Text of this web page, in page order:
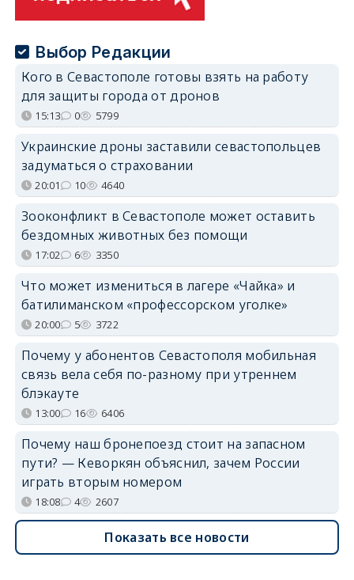
Выбор Редакции
Кого в Севастополе готовы взять на работу
для защиты города от дронов
15:13 0 5799
Украинские дроны заставили севастопольцев
задуматься о страховании
20:01 10 4640
Зооконфликт в Севастополе может оставить
бездомных животных без помощи
17:02 6 3350
Что может измениться в лагере «Чайка» и
батилиманском «профессорском уголке»
20:00 5 3722
Почему у абонентов Севастополя мобильная
связь вела себя по-разному при утреннем
блэкауте
13:00 16 6406
Почему наш бронепоезд стоит на запасном
пути? — Кеворкян объяснил, зачем России
играть вторым номером
18:08 4 2607
Показать все новости